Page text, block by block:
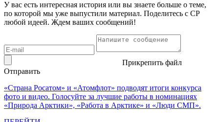
У вас есть интересная история или вы знаете больше о теме,
по которой мы уже выпустили материал. Поделитесь с СР
любой идеей. Ждем ваших сообщений!
Прикрепить файл
Отправить
«Страна Росатом» и «Атомфлот» подводят итоги конкурса
фото и видео. Голосуйте за лучшие работы в номинациях
«Природа Арктики», «Работа в Арктике» и «Люди СМП».